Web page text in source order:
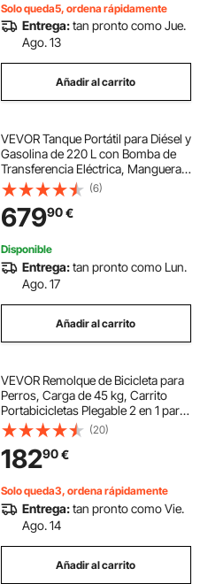
Solo queda5, ordena rápidamente
Entrega:tan pronto como Jue.
Ago. 13
Añadir al carrito
VEVOR Tanque Portátil para Diésel y
Gasolina de 220 L con Bomba de
Transferencia Eléctrica, Manguera
de 3,8 m y Boquilla de Repostaje
Automática, Tanque para
Transporte de Combustible, Rojo
(6)
67990€
Disponible
Entrega:tan pronto como Lun.
Ago. 17
Añadir al carrito
VEVOR Remolque de Bicicleta para
Perros, Carga de 45 kg, Carrito
Portabicicletas Plegable 2 en 1 para
Perros con Rueda de Liberación
Rápida, Enganche Universal y
Correa Interior, 1390 x 770 x 845
mm
(20)
18290€
Solo queda3, ordena rápidamente
Entrega:tan pronto como Vie.
Ago. 14
Añadir al carrito